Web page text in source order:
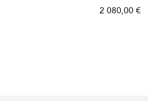
2 080,00 €